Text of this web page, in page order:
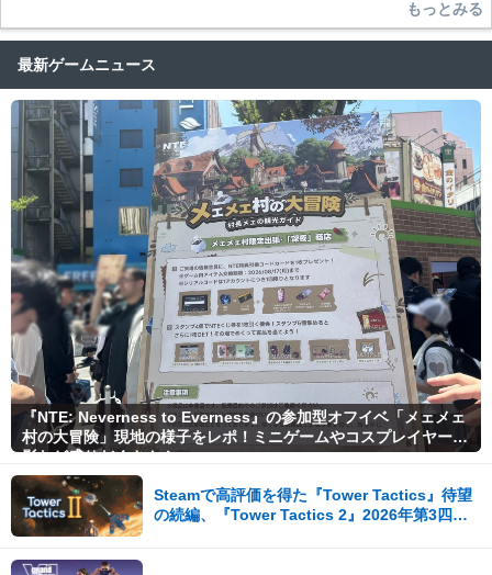
った場合は、法的措置をとらせていただく場合もございますので、あら
もっとみる
最新ゲームニュース
『NTE: Neverness to Everness』の参加型オフイベ「メェメェ
村の大冒険」現地の様子をレポ！ミニゲームやコスプレイヤー撮
影など盛りだくさん！
Steamで高評価を得た『Tower Tactics』待望
の続編、『Tower Tactics 2』2026年第3四半